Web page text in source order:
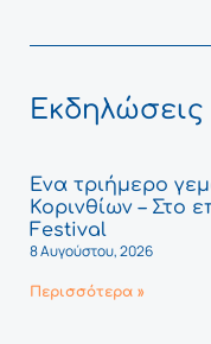
Εκδηλώσεις
Ένα τριήμερο
Κορινθίων – Στο
Festival
8 Αυγούστου, 2026
Περισσότερα »